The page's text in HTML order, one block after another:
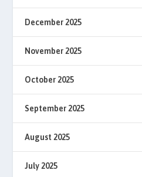
December 2025
November 2025
October 2025
September 2025
August 2025
July 2025